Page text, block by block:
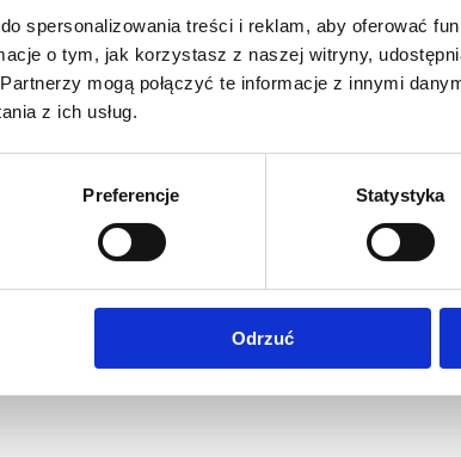
spersonalizowania treści i reklam, aby oferować
o tym, jak korzystasz z naszej witryny,
mogą połączyć te informacje z innymi
z ich usług.
Preferencje Statystyka
Odrzuć